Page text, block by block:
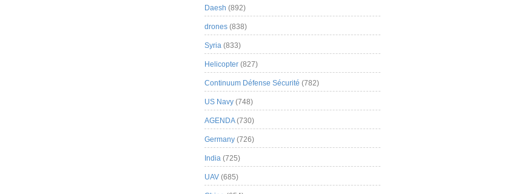
Daesh (892)
drones (838)
Syria (833)
Helicopter (827)
Continuum Défense Sécurité (782)
US Navy (748)
AGENDA(730)
Germany (726)
India (725)
UAV (685)